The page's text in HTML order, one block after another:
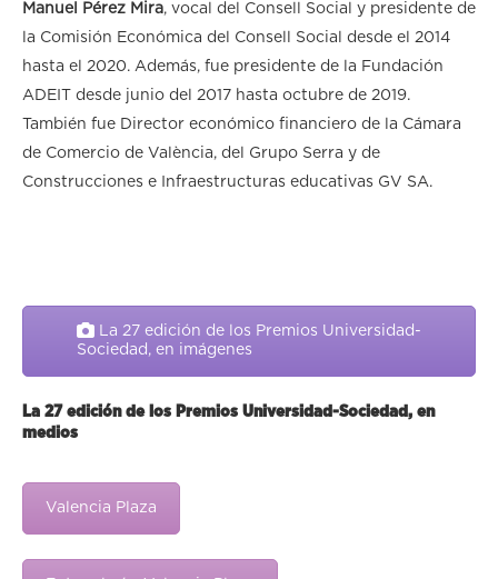
Manuel Pérez Mira, vocal del Consell Social y presidente de
la Comisión Económica del Consell Social desde el 2014
hasta el 2020. Además, fue presidente de la Fundación
ADEIT desde junio del 2017 hasta octubre de 2019.
También fue Director económico financiero de la Cámara
de Comercio de València, del Grupo Serra y de
Construcciones e Infraestructuras educativas GV SA.
La 27 edición de los Premios Universidad-
Sociedad, en imágenes
La 27 edición de los Premios Universidad-Sociedad, en
medios
Valencia Plaza